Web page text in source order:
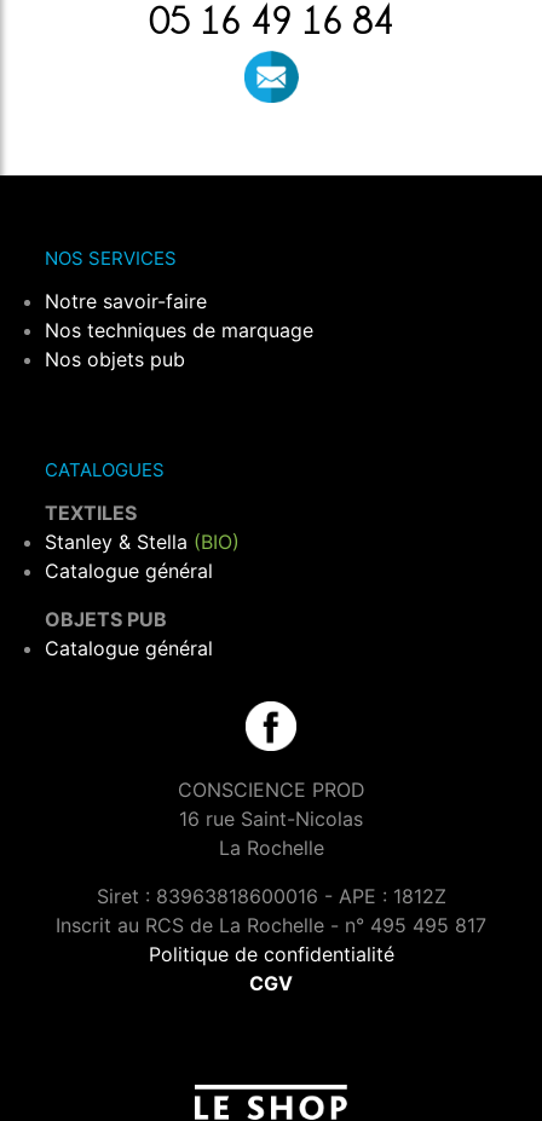
05 16 49 16 84
NOS SERVICES
Notre savoir-faire
Nos techniques de marquage
Nos objets pub
CATALOGUES
TEXTILES
Stanley & Stella (BIO)
Catalogue général
OBJETS PUB
Catalogue général
CONSCIENCE PROD
16 rue Saint-Nicolas
La Rochelle
Siret : 83963818600016 - APE : 1812Z
Inscrit au RCS de La Rochelle - n° 495 495 817
Politique de confidentialité
CGV